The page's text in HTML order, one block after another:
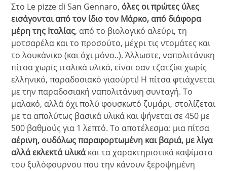
Στο Le pizze di San Gennaro, όλες οι πρώτες ύλες
εισάγονται από τον ίδιο τον Μάρκο, από διάφορα
μέρη της Ιταλίας, από το βιολογικό αλεύρι, τη
μοτσαρέλα και το προσούτο, μέχρι τις ντομάτες και
το λουκάνικο (και όχι μόνο..). Άλλωστε, ναπολιτάνικη
πίτσα χωρίς ιταλικά υλικά, είναι σαν τζατζίκι χωρίς
ελληνικό, παραδοσιακό γιαούρτι! Η πίτσα φτιάχνεται
με την παραδοσιακή ναπολιτάνικη συνταγή. Το
μαλακό, αλλά όχι πολύ φουσκωτό ζυμάρι, στολίζεται
με τα απολύτως βασικά υλικά και ψήνεται σε 450 με
500 βαθμούς για 1 λεπτό. Το αποτέλεσμα: μια πίτσα
αέρινη, ουδόλως παραφορτωμένη και βαριά, με λίγα
αλλά εκλεκτά υλικάκαι τα χαρακτηριστικά καψίματα
του ξυλόφουρνου που την κάνουν ξεροψημένη